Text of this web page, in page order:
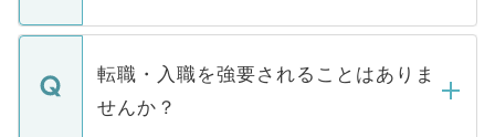
ます。通常、5営業日以内にはご連絡をせて
いただきますので、しばらくお待ちくださ
マイナビDOCTORで取り扱っている求人の
うち約3割は、Webサイトからご覧いただ
けない「非公開求人」です。非公開求人は
下記の理由によって、一般には公開してい
転職・入職を強要されることはありま
せんか？